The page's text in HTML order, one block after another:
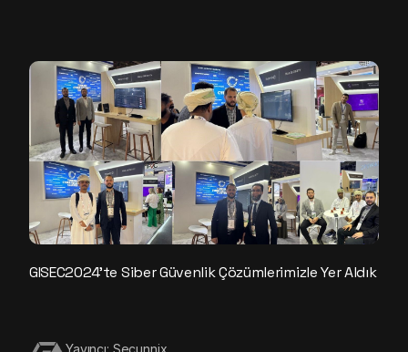
GISEC2024’te Siber Güvenlik Çözümlerimizle Yer Aldık